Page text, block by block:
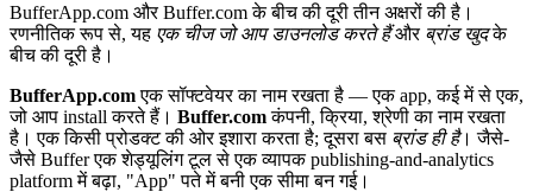
BufferApp.com और Buffer.com के बीच की दूरी तीन अक्षरों की है।
रणनीतिक रूप से, यह एक चीज जो आप डाउनलोड करते हैंऔर ब्रांड खुदके
बीच की दूरी है।
BufferApp.comएक सॉफ्टवेयर का नाम रखता है — एक app, कई में से एक,
जो आप install करते हैं। Buffer.comकंपनी, क्रिया, श्रेणी का नाम रखता
है। एक किसी प्रोडक्ट की ओर इशारा करता है; दूसरा बस ब्रांड ही है। जैसे-
जैसे Buffer एक शेड्यूलिंग टूल से एक व्यापक publishing-and-analytics
platform में बढ़ा, "App" पते में बनी एक सीमा बन गई।